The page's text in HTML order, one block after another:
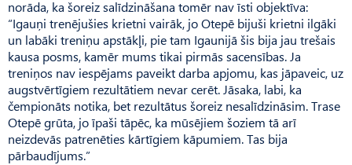
norāda, ka šoreiz salīdzināšana tomēr nav īsti objektīva:
“Igauņi trenējušies krietni vairāk, jo Otepē bijuši krietni ilgāki
un labāki treniņu apstākļi, pie tam Igaunijā šis bija jau trešais
kausa posms, kamēr mums tikai pirmās sacensības. Ja
treniņos nav iespējams paveikt darba apjomu, kas jāpaveic, uz
augst­vērtīgiem rezultātiem nevar cerēt. Jāsaka, labi, ka
čempionāts notika, bet rezultātus šoreiz nesalīdzināsim. Trase
Otepē grūta, jo īpaši tāpēc, ka mūsējiem šoziem tā arī
neizdevās patrenēties kārtīgiem kāpumiem. Tas bija
pārbaudījums.”